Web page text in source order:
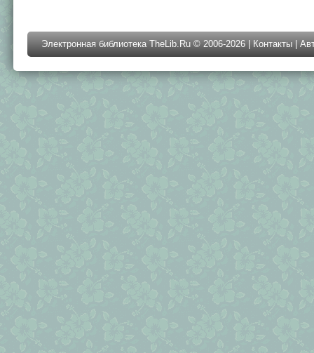
Электронная библиотека TheLib.Ru © 2006-2026 | Контакты |